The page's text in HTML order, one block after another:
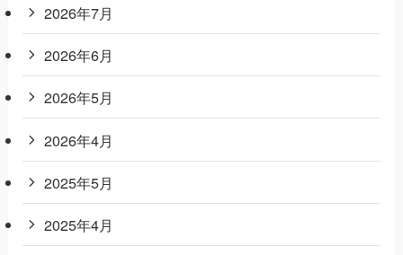
2026年7月
2026年6月
2026年5月
2026年4月
2025年5月
2025年4月